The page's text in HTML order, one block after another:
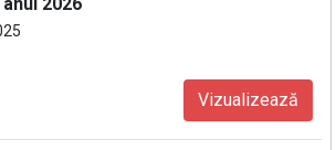
Vizualizează